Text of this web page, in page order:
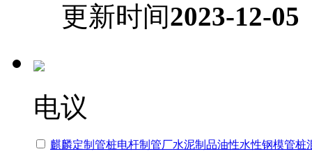
更新时间2023-12-05
电议
麒麟定制管桩电杆制管厂水泥制品油性水性钢模管桩